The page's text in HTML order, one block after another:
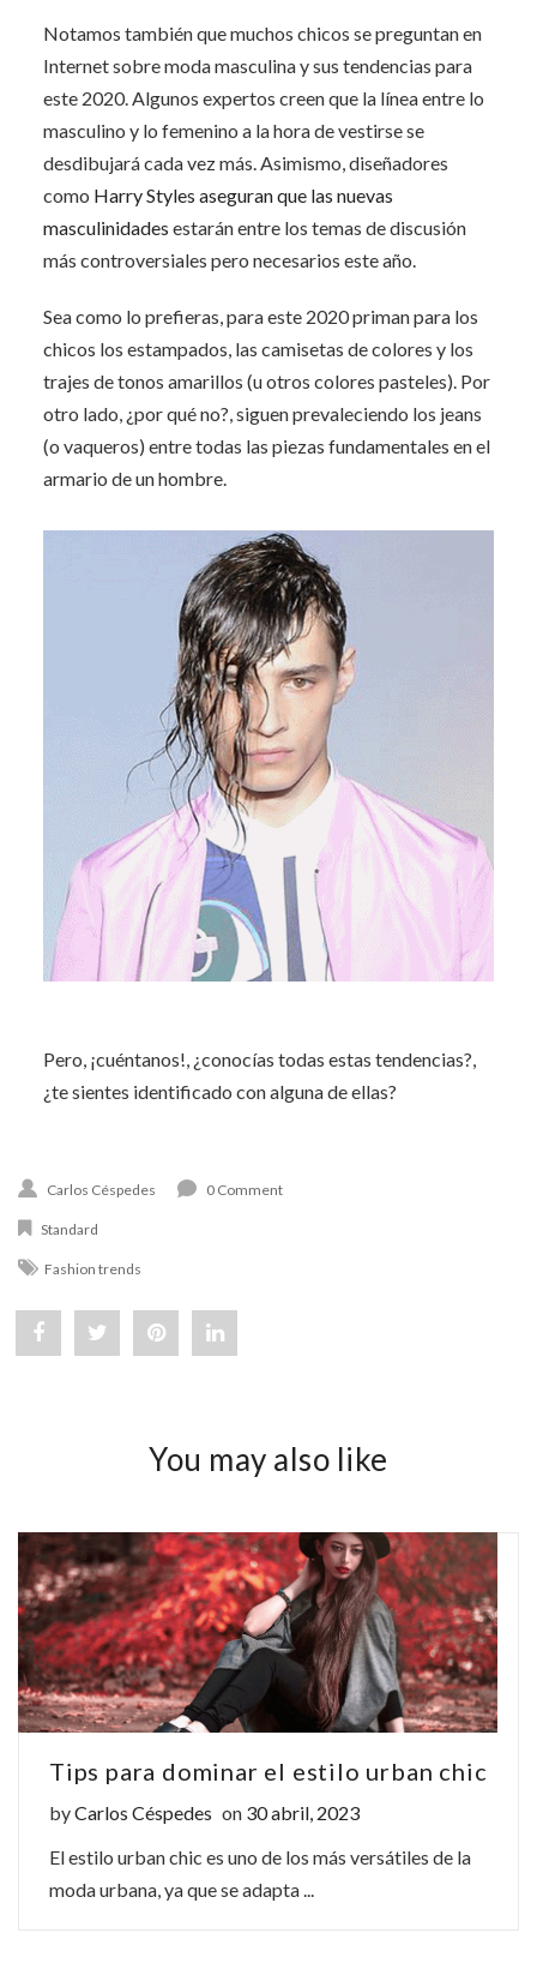
Notamos también que muchos chicos se preguntan en
Internet sobre moda masculina y sus tendencias para
este 2020. Algunos expertos creen que la línea entre lo
masculino y lo femenino a la hora de vestirse se
desdibujará cada vez más. Asimismo, diseñadores
como Harry Styles aseguran que las nuevas
masculinidades estarán entre los temas de discusión
más controversiales pero necesarios este año.
Sea como lo prefieras, para este 2020 priman para los
chicos los estampados, las camisetas de colores y los
trajes de tonos amarillos (u otros colores pasteles). Por
otro lado, ¿por qué no?, siguen prevaleciendo los jeans
(o vaqueros) entre todas las piezas fundamentales en el
armario de un hombre.
Pero, ¡cuéntanos!, ¿conocías todas estas tendencias?,
¿te sientes identificado con alguna de ellas?
Carlos Céspedes 0 Comment
Standard
Fashion trends
Share
y
masculina
en
Colombia
2020"
Facebook
Post
femenina
y
masculina
en
este
on
Pin
moda
y
masculina
en
Colombia
Share
moda
y
masculina
en
Colombia
LinkedIn
You may also like
Tips para dominar el estilo urban chic
byCarlos Céspedes on Posted on
30 abril, 2023
El estilo urban chic es uno de los más versátiles de la
moda urbana, ya que se adapta ...